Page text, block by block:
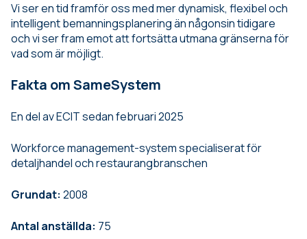
Vi ser en tid framför oss med mer dynamisk, flexibel och
intelligent bemanningsplanering än någonsin tidigare
och vi ser fram emot att fortsätta utmana gränserna för
vad som är möjligt.
Fakta om SameSystem
En del av ECIT sedan februari 2025
Workforce management-system specialiserat för
detaljhandel och restaurangbranschen
Grundat: 2008
Antal anställda: 75